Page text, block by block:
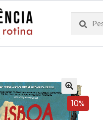
Pesquisar
por:
Pesquisa
10%